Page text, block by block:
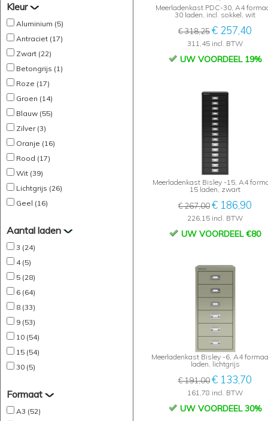
Kleur
Aluminium (5)
Antraciet (17)
Zwart (22)
Betongrijs (1)
Roze (17)
Groen (14)
Blauw (55)
Zilver (3)
Oranje (16)
Rood (17)
Wit (39)
Lichtgrijs (26)
Geel (16)
Aantal laden
3 (24)
4 (5)
5 (28)
6 (64)
8 (33)
9 (53)
10 (54)
15 (54)
30 (5)
Formaat
A3 (52)
Meerladenkast PDC-30, A4
30 laden, incl. sokkel, wit
€ 318,25€ 257,40
311,45 incl. BTW
UW VOORDEEL 19%
Meerladenkast Bisley -15, A4
15 laden, zwart
€ 267,00€ 186,90
226,15 incl. BTW
UW VOORDEEL €80
Meerladenkast Bisley -6, A4
laden, lichtgrijs
€ 191,00€ 133,70
161,78 incl. BTW
UW VOORDEEL 30%